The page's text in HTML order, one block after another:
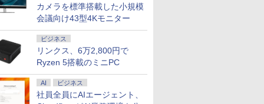
カメラを標準搭載した小規模
会議向け43型4Kモニター
ビジネス
リンクス、6万2,800円で
Ryzen 5搭載のミニPC
AI ビジネス
社員全員にAIエージェント、